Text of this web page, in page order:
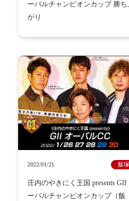
ーバルチャンピオンカップ 勝ち
がり
2022/01/21 飯塚
庄内のやきにく王国 presents GII
ーバルチャンピオンカップ（飯